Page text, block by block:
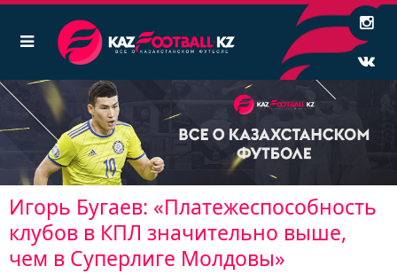
Игорь Бугаев: «Платежеспособность
клубов в КПЛ значительно выше,
чем в Суперлиге Молдовы»